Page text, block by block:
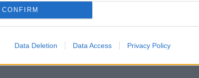
CONFIRM
Data Deletion Data Access Privacy Policy